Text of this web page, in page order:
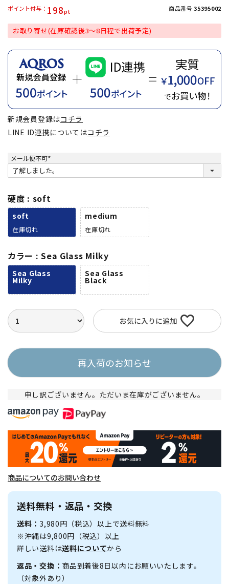
198
ポイント付与 商品番号 35395002
お取り寄せ(在庫確認後3～8日程で出荷予定)
新規会員登録はコチラ
LINE ID連携についてはコチラ
メール便不可
(
必
須
硬度 soft
soft
在庫切れ
medium
在庫切れ
カラー Sea Glass Milky
Sea Glass
Milky
Sea Glass
Black
お気に入りに追加
再入荷のお知らせ
申し訳ございません。ただいま在庫がございません。
商品についてのお問い合わせ
送料無料・返品・交換
送料：3,980円（税込）以上で送料無料
※沖縄は9,800円（税込）以上
詳しい送料は送料についてから
返品・交換： 商品到着後8日以内にお願いいたします。
（対象外あり）